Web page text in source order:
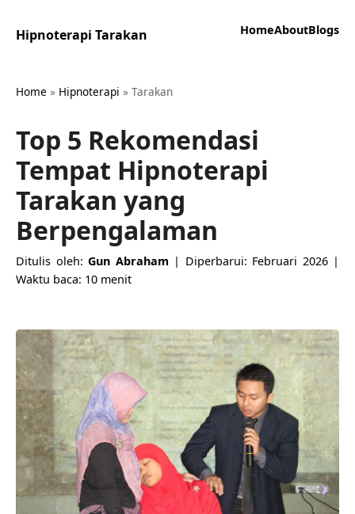
Hipnoterapi Tarakan HomeAboutBlogs
Home » Hipnoterapi » Tarakan
Top 5 Rekomendasi
Tempat Hipnoterapi
Tarakan yang
Berpengalaman
Ditulis oleh: Gun Abraham | Diperbarui: Februari 2026 |
Waktu baca: 10 menit